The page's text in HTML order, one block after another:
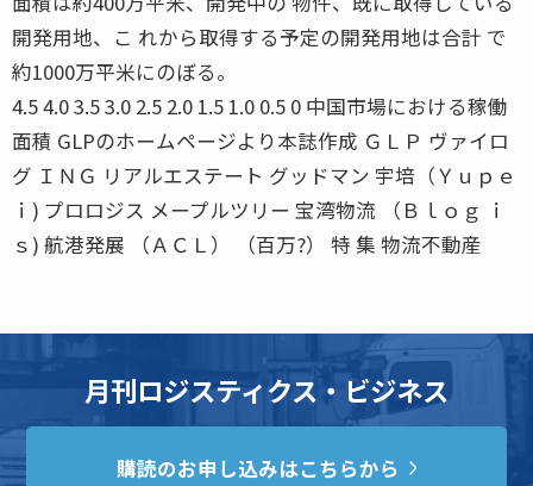
開発用地、こ れから取得する予定の開発用地は合計 で
約1000万平米にのぼる。
4.5 4.0 3.5 3.0 2.5 2.0 1.5 1.0 0.5 0 中国市場における稼働
面積 GLPのホームページより本誌作成 ＧＬＰ ヴァイロ
グ ＩＮＧ リアルエステート グッドマン 宇培（Ｙｕｐｅ
ｉ) プロロジス メープルツリー 宝湾物流 （Ｂｌｏｇ ｉ
ｓ) 航港発展 （ＡＣＬ） （百万?） 特 集 物流不動産
月刊ロジスティクス・ビジネス
購読のお申し込みはこちらから